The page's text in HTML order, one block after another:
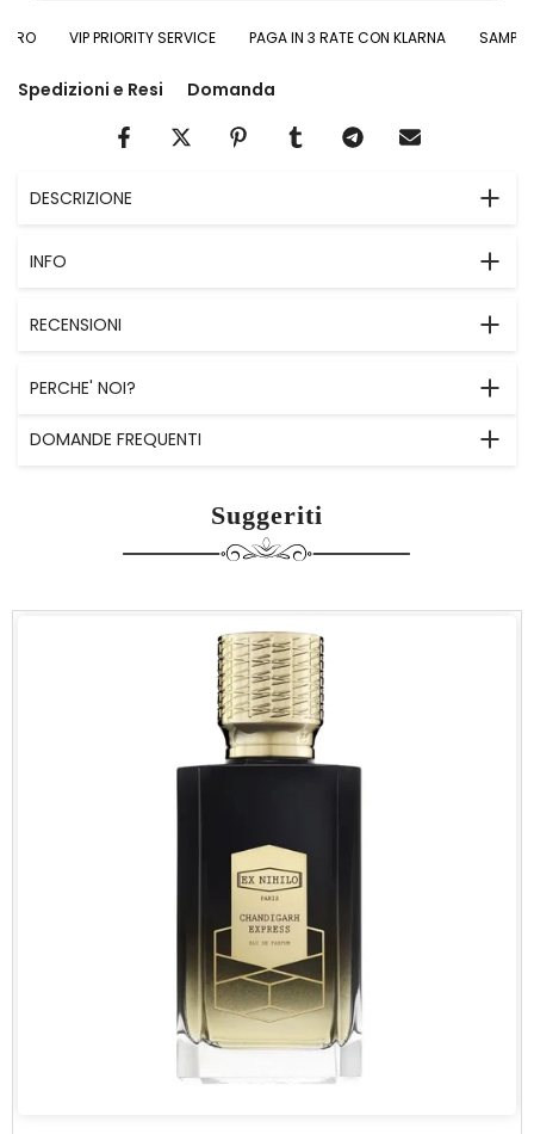
VIP PRIORITY SERVICE PAGA IN 3 RATE CON KLARNA
Spedizioni e Resi Domanda
DESCRIZIONE
INFO
RECENSIONI
PERCHE' NOI?
DOMANDE FREQUENTI
Suggeriti